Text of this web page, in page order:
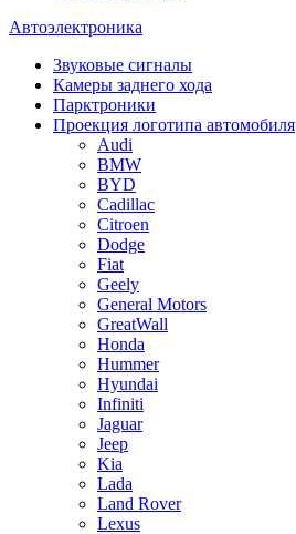
Автоэлектроника
Звуковые сигналы
Камеры заднего хода
Парктроники
Проекция логотипа автомобиля
Audi
BMW
BYD
Cadillac
Citroen
Dodge
Fiat
Geely
General Motors
GreatWall
Honda
Hummer
Hyundai
Infiniti
Jaguar
Jeep
Kia
Lada
Land Rover
Lexus